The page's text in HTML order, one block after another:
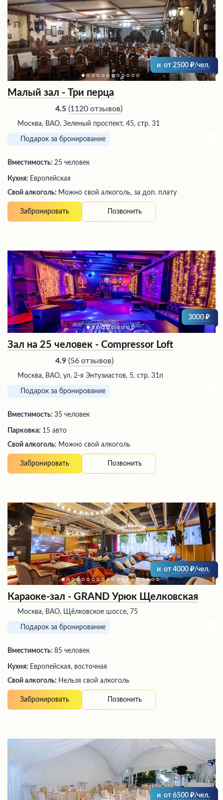
и от 2500 /чел.
Малый зал - Три перца
4.5 (1120 отзывов)
Москва, ВАО, Зеленый проспект, 45, стр. 31
Подарок за бронирование
Вместимость: 25 человек
Кухня: Европейская
Свой алкоголь: Можно свой алкоголь, за доп. плату
Забронировать Позвонить
3000
Зал на 25 человек - Compressor Loft
4.9 (56 отзывов)
Москва, ВАО, ул. 2-я Энтузиастов, 5, стр. 31п
Подарок за бронирование
Вместимость: 35 человек
Парковка: 15 авто
Свой алкоголь: Можно свой алкоголь
Забронировать Позвонить
и от 4000 /чел.
Караоке-зал - GRAND Урюк Щелковская
Москва, ВАО, Щёлковское шоссе, 75
Подарок за бронирование
Вместимость: 85 человек
Кухня: Европейская, восточная
Свой алкоголь: Нельзя свой алкоголь
Забронировать Позвонить
и от 6500
/чел.